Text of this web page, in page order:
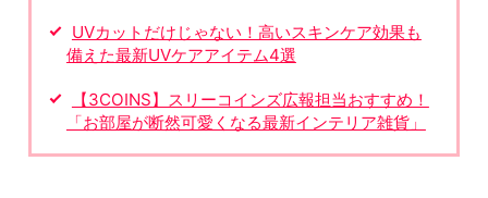
UVカットだけじゃない！高いスキンケア効果も
備えた最新UVケアアイテム4選
【3COINS】スリーコインズ広報担当おすすめ！
「お部屋が断然可愛くなる最新インテリア雑貨」